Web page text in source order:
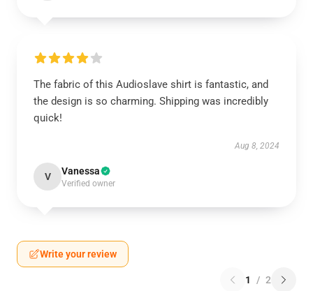
The fabric of this Audioslave shirt is fantastic, and
the design is so charming. Shipping was incredibly
quick!
Aug 8, 2024
V Vanessa
Verified owner
Write your review
1 / 2